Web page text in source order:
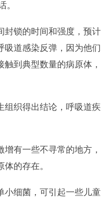
。
封锁的时间和强度，预计
吸道感染反弹，因为他们
到典型数量的病原体，
组织得出结论，呼吸道疾
增有一些不寻常的地方，
的存在。
小细菌，可引起一些儿童